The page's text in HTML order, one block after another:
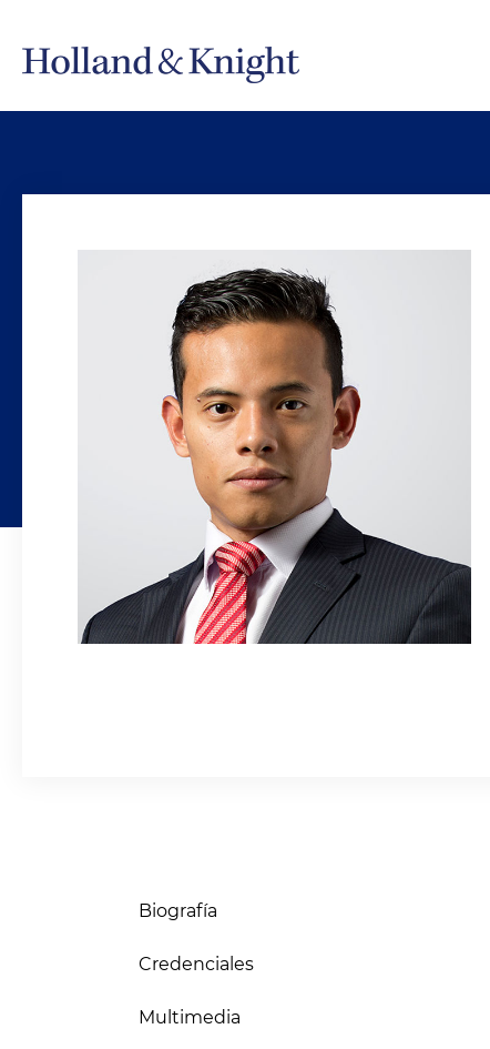
Biografía
Credenciales
Multimedia